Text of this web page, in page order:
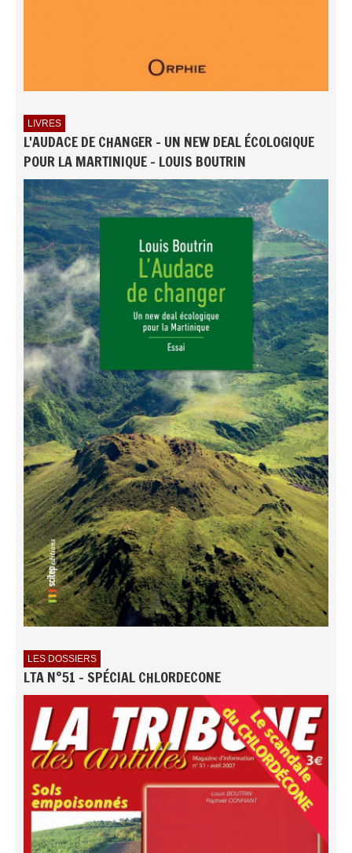
LIVRES
L'AUDACE DE CHANGER - UN NEW DEAL ÉCOLOGIQUE
POUR LA MARTINIQUE - LOUIS BOUTRIN
LES DOSSIERS
LTA N°51 - SPÉCIAL CHLORDECONE